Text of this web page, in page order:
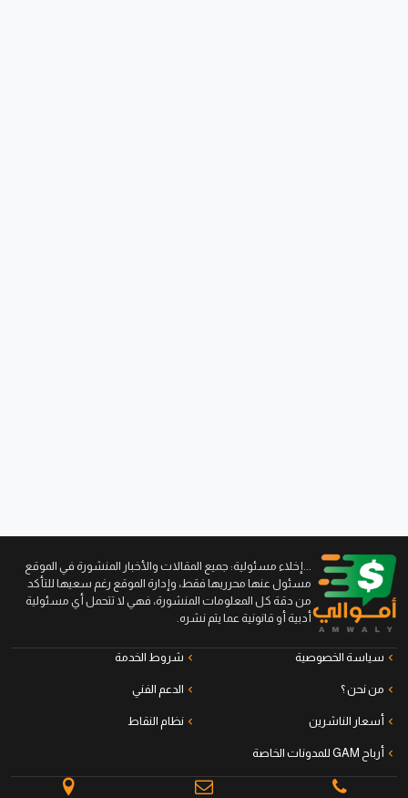
...إخلاء مسئولية: جميع المقالات والأخبار المنشورة في الموقع
مسئول عنها محرريها فقط، وإدارة الموقع رغم سعيها للتأكد
من دقة كل المعلومات المنشورة، فهي لا تتحمل أي مسئولية
أدبية أو قانونية عما يتم نشره.
سياسة الخصوصية شروط الخدمة
من نحن ؟ الدعم الفني
أسعار الناشرين نظام النقاط
أرباح GAM للمدونات الخاصة